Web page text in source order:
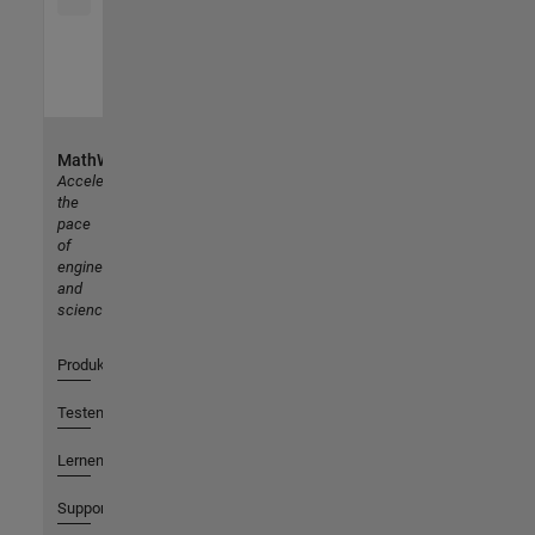
MathWorks
Accelerating
the
pace
of
engineering
and
science
Produkte
Testen oder Kaufen
Lernen
Support